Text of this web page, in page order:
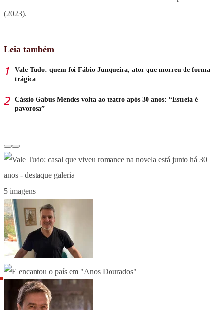
(2023).
Leia também
Vale Tudo: quem foi Fábio Junqueira, ator que morreu de forma
trágica
Cássio Gabus Mendes volta ao teatro após 30 anos: “Estreia é
pavorosa”
5 imagens